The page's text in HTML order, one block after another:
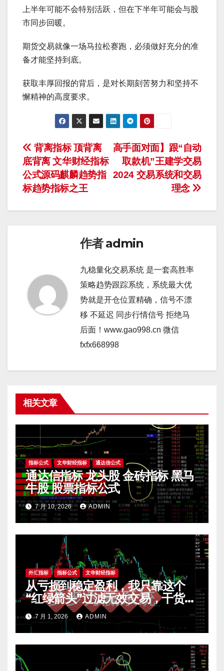
上半年可能不会特别活跃，但在下半年可能会与股
市同步回暖。
期货交易就像一场马拉松赛跑，必须做好充分的准
备才能坚持到底。
获取丰厚回报的背后，是对长期刻苦努力和坚持不
懈精神的高度要求。
文
章
导
航
高手面对面】跟“自动
取款机”王建学交易
2024 交易系统和交易
理念
背离指标 顶背离
底背离 文华财经指标
公式源码麒麟趋势指
标趋势指标之王
作者admin
九稳量化交易系统 是一套高胜率
策略趋势跟踪系统，系统最大优
势就是开仓位置精确，信号不漂
移 不延迟 同步行情信号 拒绝马
后面！www.gao998.cn 微信
fxfx668998
相关文章
指标公式 文华财经指标 通达信公式
通达信指标 龙头股 金砖指标 黑马
牛股 股票指标公式
7 月 10, 2026 ADMIN
外汇指标 指标公式 文华财经指标
从亏损到稳定盈利，我只靠这个
“红绿箭头”过滤无效交易，干货全
公开 mt4指标
7 月 1, 2026 ADMIN